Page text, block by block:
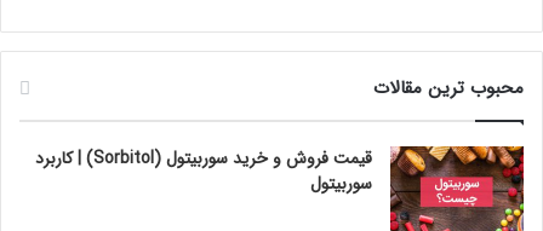
محبوب ترین مقالات
قیمت فروش و خرید سوربیتول (Sorbitol) | کاربرد
سوربیتول